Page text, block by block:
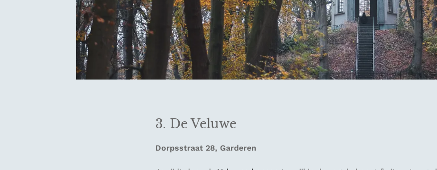
3. De Veluwe
Dorpsstraat 28, Garderen